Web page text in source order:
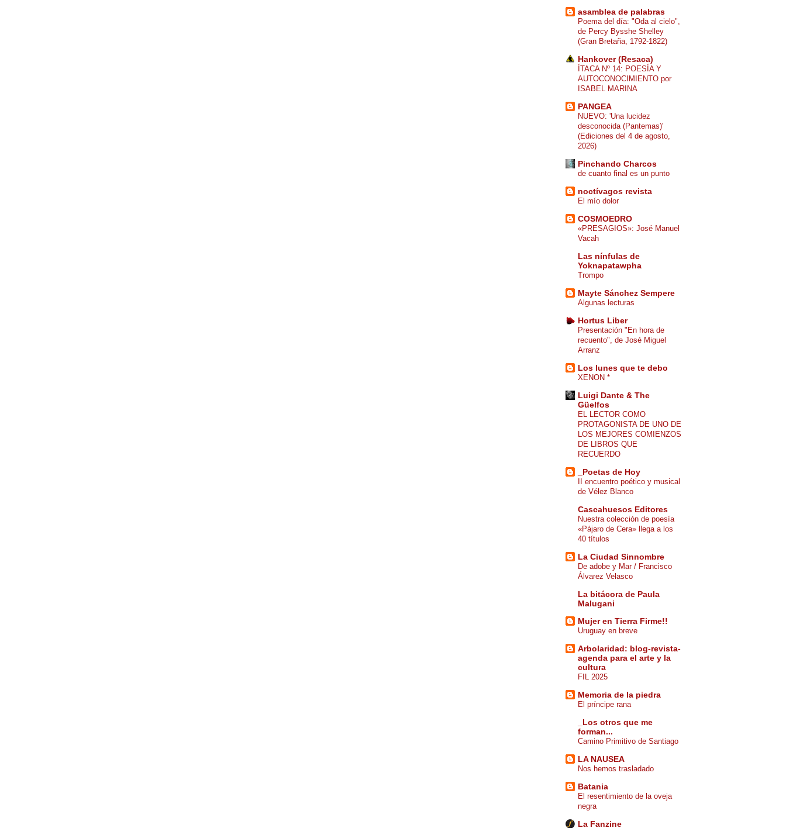
asamblea de palabras
Poema del día: "Oda al cielo",
de Percy Bysshe Shelley
(Gran Bretaña, 1792-1822)
Hankover (Resaca)
ÍTACA Nº 14: POESÍA Y
AUTOCONOCIMIENTO por
ISABEL MARINA
PANGEA
NUEVO: 'Una lucidez
desconocida (Pantemas)'
(Ediciones del 4 de agosto,
2026)
Pinchando Charcos
de cuanto final es un punto
noctívagos revista
El mío dolor
COSMOEDRO
«PRESAGIOS»: José Manuel
Vacah
Las nínfulas de
Yoknapatawpha
Trompo
Mayte Sánchez Sempere
Algunas lecturas
Hortus Liber
Presentación "En hora de
recuento", de José Miguel
Arranz
Los lunes que te debo
XENON *
Luigi Dante & The
Güelfos
EL LECTOR COMO
PROTAGONISTA DE UNO DE
LOS MEJORES COMIENZOS
DE LIBROS QUE
RECUERDO
_Poetas de Hoy
II encuentro poético y musical
de Vélez Blanco
Cascahuesos Editores
Nuestra colección de poesía
«Pájaro de Cera» llega a los
40 títulos
La Ciudad Sinnombre
De adobe y Mar / Francisco
Álvarez Velasco
La bitácora de Paula
Malugani
Mujer en Tierra Firme!!
Uruguay en breve
Arbolaridad: blog-revista-
agenda para el arte y la
cultura
FIL 2025
Memoria de la piedra
El príncipe rana
_Los otros que me
forman...
Camino Primitivo de Santiago
LA NAUSEA
Nos hemos trasladado
Batania
El resentimiento de la oveja
negra
La Fanzine